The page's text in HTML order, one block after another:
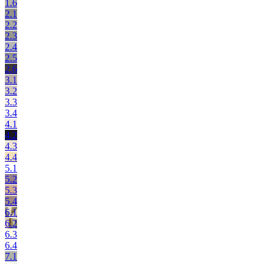
1.6
2.1
2.2
2.3
2.4
2.5
2.6
3.1
3.2
3.3
3.4
4.1
4.2
4.3
4.4
5.1
5.2
5.3
5.4
6.1
6.2
6.3
6.4
7.1